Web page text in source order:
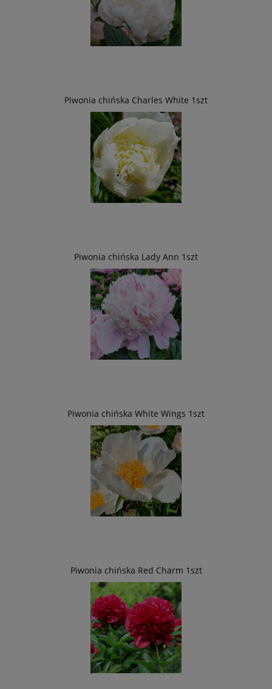
Piwonia chińska Charles White 1szt
Piwonia chińska Lady Ann 1szt
Piwonia chińska White Wings 1szt
Piwonia chińska Red Charm 1szt